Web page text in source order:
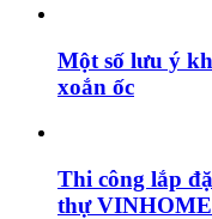
Một số lưu ý
xoắn ốc
Thi công lắp
thự VINHOME